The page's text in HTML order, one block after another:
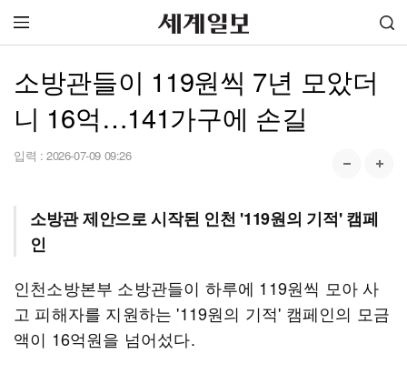
소방관들이 119원씩 7년 모았더
니 16억…141가구에 손길
입력 : 2026-07-09 09:26
소방관 제안으로 시작된 인천 '119원의 기적' 캠페
인
인천소방본부 소방관들이 하루에 119원씩 모아 사
고 피해자를 지원하는 '119원의 기적' 캠페인의 모금
액이 16억원을 넘어섰다.